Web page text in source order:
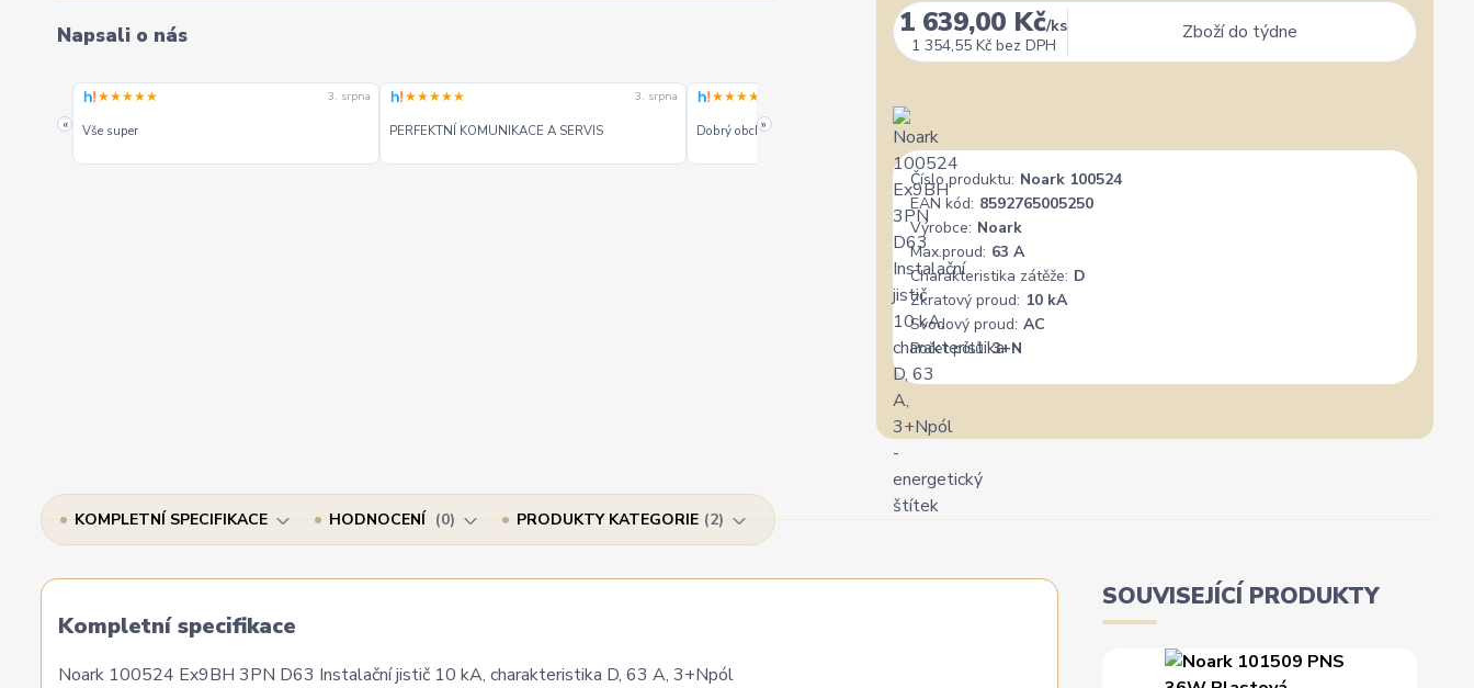
Napsali o nás
«
★★★★★ 3. srpna
Vše super
★★★★★ 3. srpna
PERFEKTNÍ KOMUNIKACE A SERVIS
★★★★★
Dobrý obchod dobré ceny - doporučuji.
»
1 639,00 Kč/ks
1 354,55 Kč bez DPH
Zboží do týdne
Číslo produktu: Noark 100524
EAN kód: 8592765005250
Výrobce: Noark
Max.proud: 63 A
Charakteristika zátěže: D
Zkratový proud: 10 kA
Svodový proud: AC
Počet pólů: 3+N
KOMPLETNÍ SPECIFIKACE HODNOCENÍ 0 PRODUKTY KATEGORIE 2
Kompletní specifikace
Noark 100524 Ex9BH 3PN D63 Instalační jistič 10 kA, charakteristika D, 63 A, 3+Npól
SOUVISEJÍCÍ PRODUKTY